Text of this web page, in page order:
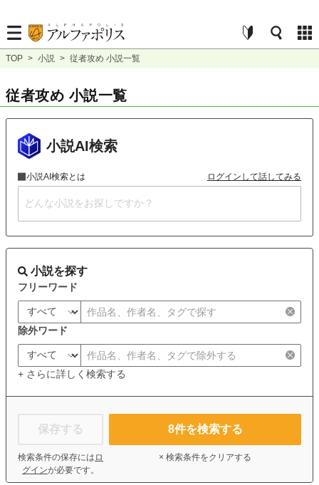
TOP > 小説 > 従者攻め 小説一覧
従者攻め 小説一覧
小説AI検索
小説AI検索とは ログインして話してみる
小説を探す
フリーワード
除外ワード
+ さらに詳しく検索する
保存する
検索条件の保存には ロ
グインが必要です。
8件を検索する
× 検索条件をクリアする